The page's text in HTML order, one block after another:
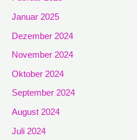
Januar 2025
Dezember 2024
November 2024
Oktober 2024
September 2024
August 2024
Juli 2024